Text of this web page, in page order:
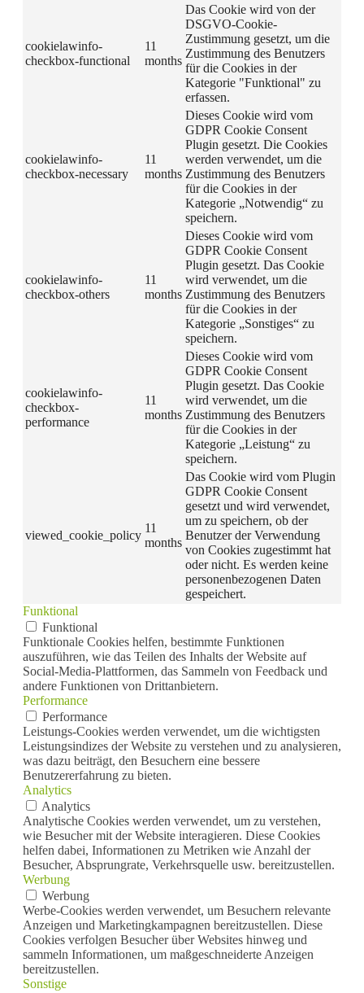
cookielawinfo-
checkbox-functional
11
months
Das Cookie wird von der
DSGVO-Cookie-
Zustimmung gesetzt, um die
Zustimmung des Benutzers
für die Cookies in der
Kategorie "Funktional" zu
erfassen.
cookielawinfo-
checkbox-necessary
11
months
Dieses Cookie wird vom
GDPR Cookie Consent
Plugin gesetzt. Die Cookies
werden verwendet, um die
Zustimmung des Benutzers
für die Cookies in der
Kategorie „Notwendig“ zu
speichern.
cookielawinfo-
checkbox-others
11
months
Dieses Cookie wird vom
GDPR Cookie Consent
Plugin gesetzt. Das Cookie
wird verwendet, um die
Zustimmung des Benutzers
für die Cookies in der
Kategorie „Sonstiges“ zu
speichern.
cookielawinfo-
checkbox-
performance
11
months
Dieses Cookie wird vom
GDPR Cookie Consent
Plugin gesetzt. Das Cookie
wird verwendet, um die
Zustimmung des Benutzers
für die Cookies in der
Kategorie „Leistung“ zu
speichern.
viewed_cookie_policy
11
months
Das Cookie wird vom Plugin
GDPR Cookie Consent
gesetzt und wird verwendet,
um zu speichern, ob der
Benutzer der Verwendung
von Cookies zugestimmt hat
oder nicht. Es werden keine
personenbezogenen Daten
gespeichert.
Funktional
Funktional
Funktionale Cookies helfen, bestimmte Funktionen
auszuführen, wie das Teilen des Inhalts der Website auf
Social-Media-Plattformen, das Sammeln von Feedback und
andere Funktionen von Drittanbietern.
Performance
Performance
Leistungs-Cookies werden verwendet, um die wichtigsten
Leistungsindizes der Website zu verstehen und zu analysieren,
was dazu beiträgt, den Besuchern eine bessere
Benutzererfahrung zu bieten.
Analytics
Analytics
Analytische Cookies werden verwendet, um zu verstehen,
wie Besucher mit der Website interagieren. Diese Cookies
helfen dabei, Informationen zu Metriken wie Anzahl der
Besucher, Absprungrate, Verkehrsquelle usw. bereitzustellen.
Werbung
Werbung
Werbe-Cookies werden verwendet, um Besuchern relevante
Anzeigen und Marketingkampagnen bereitzustellen. Diese
Cookies verfolgen Besucher über Websites hinweg und
sammeln Informationen, um maßgeschneiderte Anzeigen
bereitzustellen.
Sonstige